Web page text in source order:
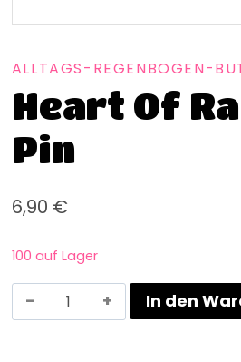
ALLTAGS-REGENBOGEN-
Heart Of
Pin
6,90 €
100 auf Lager
In den